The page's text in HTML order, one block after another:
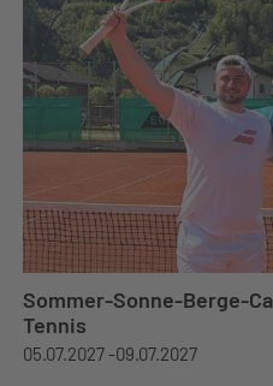
Sommer-Sonne-Berge-
Tennis
05.07.2027 -09.07.2027